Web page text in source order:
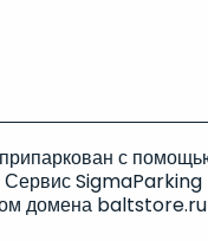
с
SigmaParking
домена baltstore.ru